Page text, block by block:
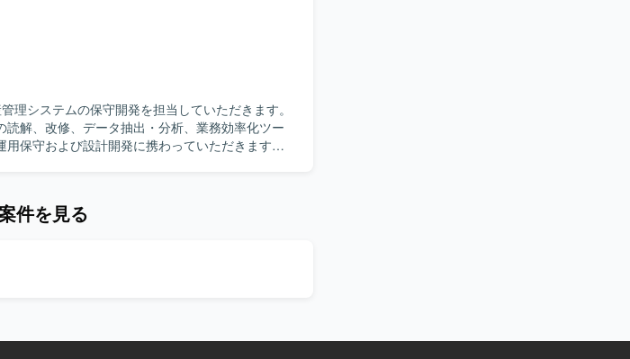
れず柔軟に動ける方を想定しております。 ・ユ
、わかりやすく翻訳・整理しながらコミュニケ
カーに
域の知見を深めながら上流から一連の工程に関
立場で、業務部門と開発ベンダーの橋渡し役と
ジションです。 ・製薬業界特有の業務知識や
プが図れる環境です。 【開発環境】 ・
中心とした環境での開発・運用設計支援となりま
解、改修、データ抽出・分析、業務効率化ツー
保守および設計開発に携わっていただきます。
件を見る